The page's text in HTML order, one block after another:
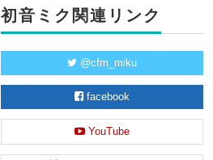
初音ミク関連リンク
@cfm_miku
facebook
YouTube